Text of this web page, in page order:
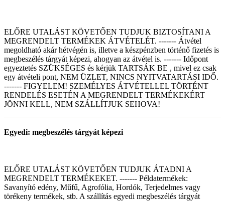
ELŐRE UTALÁST KÖVETŐEN TUDJUK BIZTOSÍTANI A
MEGRENDELT TERMÉKEK ÁTVÉTELÉT. ------- Átvétel
megoldható akár hétvégén is, illetve a készpénzben történő fizetés is
megbeszélés tárgyát képezi, ahogyan az átvétel is. ------- Időpont
egyeztetés SZÜKSÉGES és kérjük TARTSÁK BE , mivel ez csak
egy átvételi pont, NEM ÜZLET, NINCS NYITVATARTÁSI IDŐ.
------- FIGYELEM! SZEMÉLYES ÁTVÉTELLEL TÖRTÉNT
RENDELÉS ESETÉN A MEGRENDELT TERMÉKEKÉRT
JÖNNI KELL, NEM SZÁLLÍTJUK SEHOVA!
Egyedi: megbeszélés tárgyát képezi
ELŐRE UTALÁST KÖVETŐEN TUDJUK ÁTADNI A
MEGRENDELT TERMÉKEKET. ------- Példatermékek:
Savanyító edény, Műfű, Agrofólia, Hordók, Terjedelmes vagy
törékeny termékek, stb. A szállítás egyedi megbeszélés tárgyát